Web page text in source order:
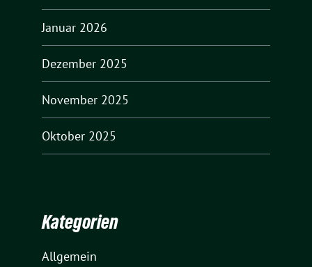
Januar 2026
Dezember 2025
November 2025
Oktober 2025
Kategorien
Allgemein